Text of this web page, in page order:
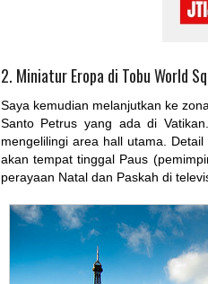
2. Miniatur Eropa di Tobu World
Saya kemudian melanjutkan ke
Santo Petrus yang ada di
mengelilingi area hall utama.
akan tempat tinggal Paus
perayaan Natal dan Paskah di